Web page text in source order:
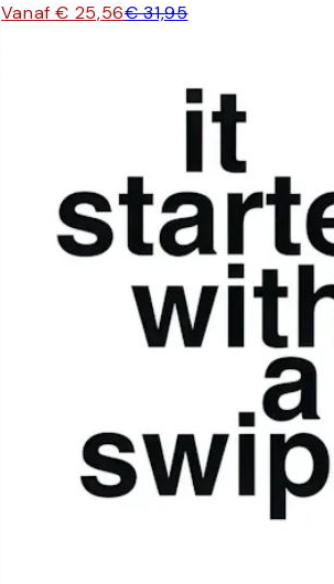
Vanaf € 25,56€ 31,95